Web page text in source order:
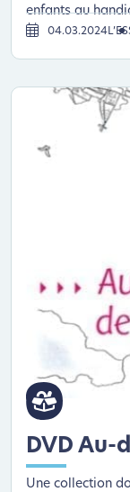
enfants au
04.03.2024
DVD Au-
Une collection